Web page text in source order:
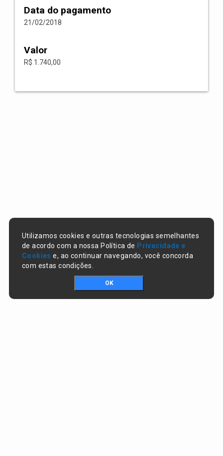
Data do pagamento
21/02/2018
Valor
R$ 1.740,00
Utilizamos cookies e outras tecnologias semelhantes
de acordo com a nossa Política de Privacidade e
Cookies e, ao continuar navegando, você concorda
com estas condições.
OK